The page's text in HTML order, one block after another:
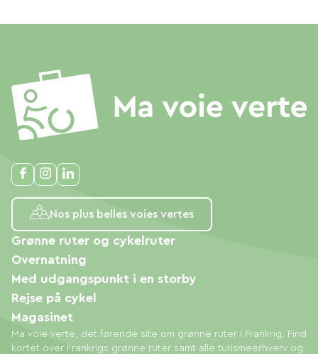
Nos plus belles voies vertes
Ma voie verte, det førende site om grønne ruter i Frankrig. Find
kortet over Frankrigs grønne ruter samt alle turismeerhverv og
Grønne ruter og cykelruter
Overnatning
Med udgangspunkt i en storby
Rejse på cykel
Magasinet